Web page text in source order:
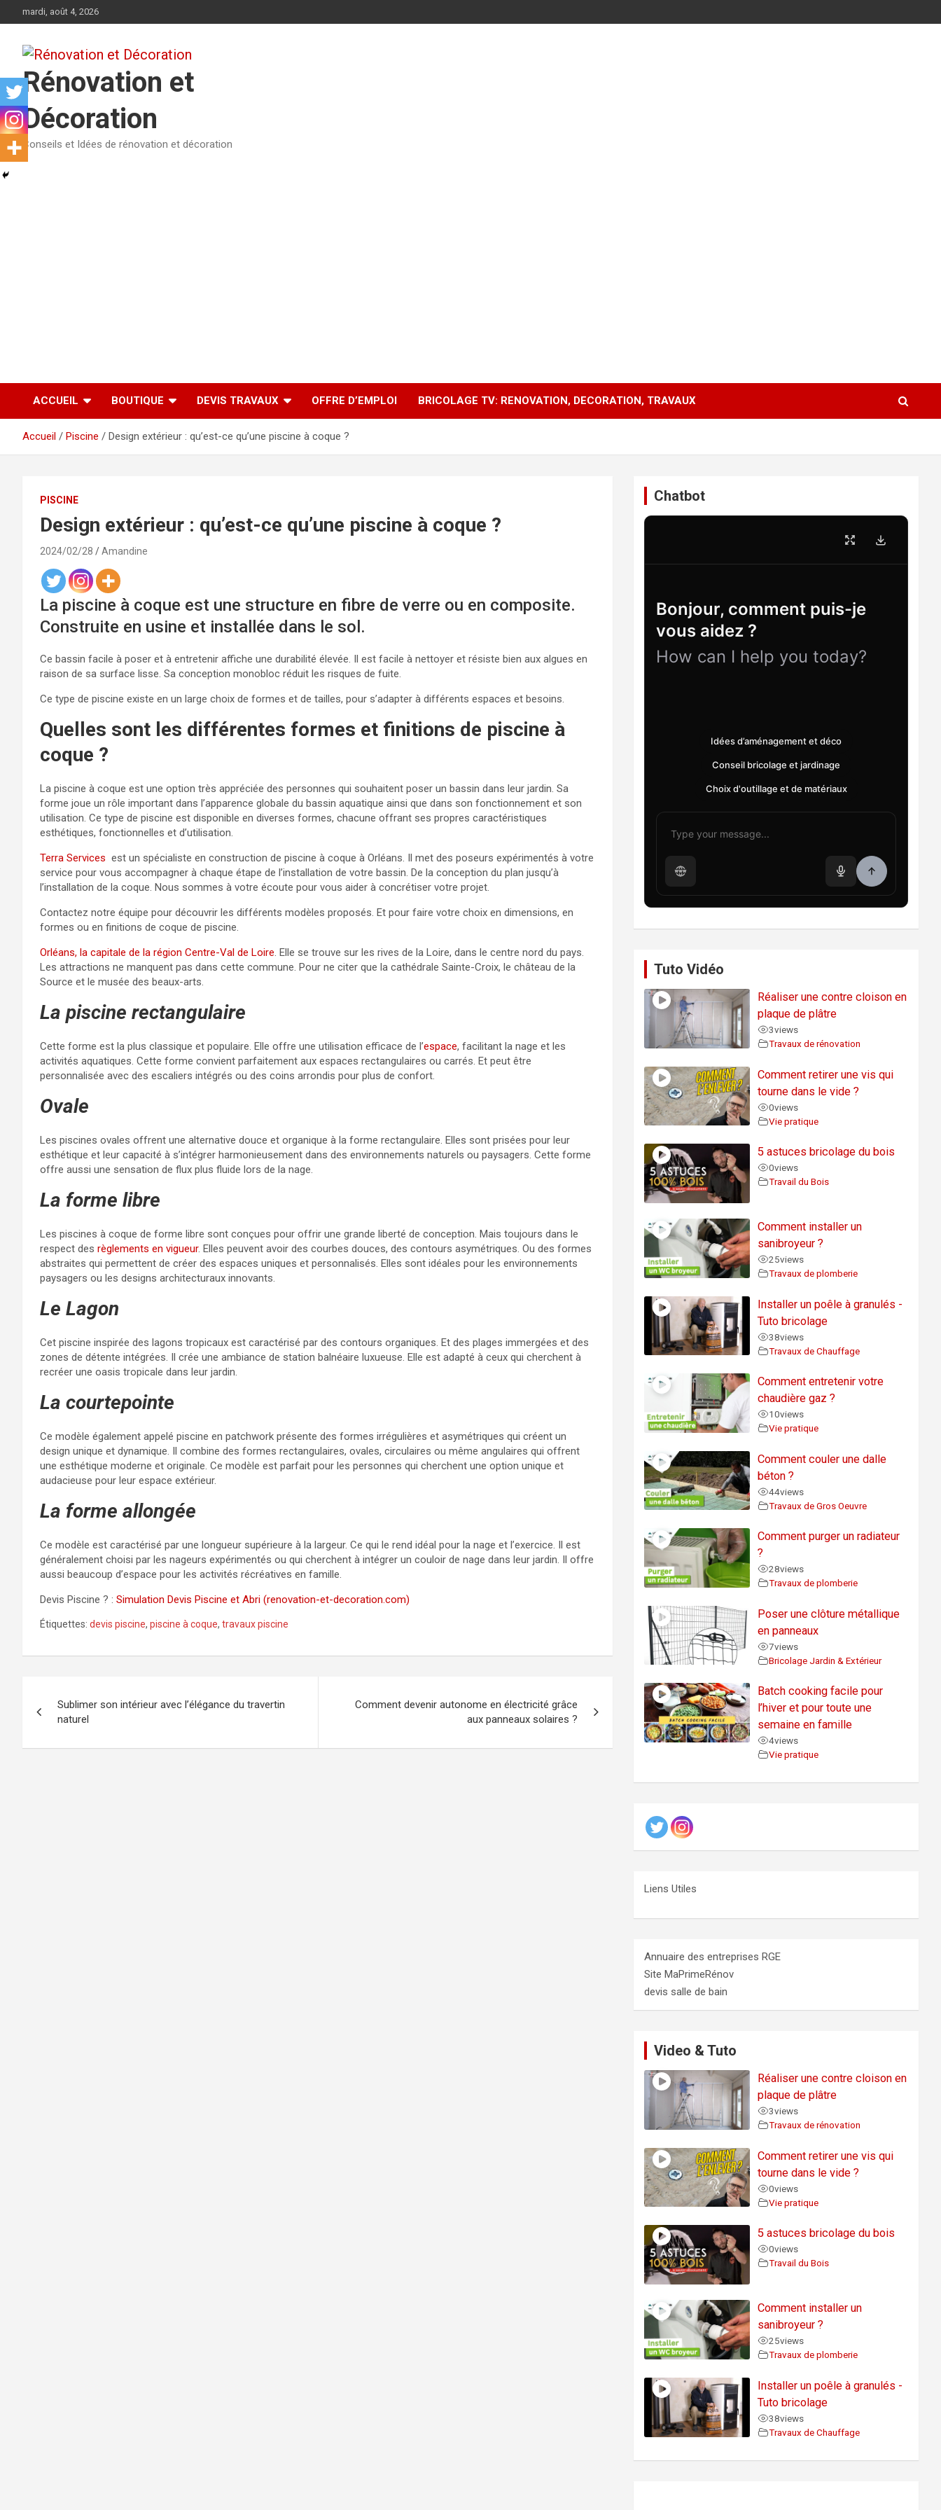
au
mardi, août 4, 2026
Rénovation et
Décoration
Conseils et Idées de rénovation et décoration
ACCUEIL BOUTIQUE DEVIS TRAVAUX OFFRE D’EMPLOI BRICOLAGE TV: RENOVATION, DECORATION, TRAVAUX
Accueil Piscine Design extérieur : qu’est-ce qu’une piscine à coque ?
PISCINE
Design extérieur : qu’est-ce qu’une piscine à coque ?
2024/02/28 Amandine
La piscine à coque est une structure en fibre de verre ou en composite.
Construite en usine et installée dans le sol.
Ce bassin facile à poser et à entretenir affiche une durabilité élevée. Il est facile à nettoyer et résiste bien aux algues en
raison de sa surface lisse. Sa conception monobloc réduit les risques de fuite.
Ce type de piscine existe en un large choix de formes et de tailles, pour s’adapter à différents espaces et besoins.
Quelles sont les différentes formes et finitions de piscine à
coque ?
La piscine à coque est une option très appréciée des personnes qui souhaitent poser un bassin dans leur jardin. Sa
forme joue un rôle important dans l’apparence globale du bassin aquatique ainsi que dans son fonctionnement et son
utilisation. Ce type de piscine est disponible en diverses formes, chacune offrant ses propres caractéristiques
esthétiques, fonctionnelles et d’utilisation.
Terra Services est un spécialiste en construction de piscine à coque à Orléans. Il met des poseurs expérimentés à votre
service pour vous accompagner à chaque étape de l’installation de votre bassin. De la conception du plan jusqu’à
l’installation de la coque. Nous sommes à votre écoute pour vous aider à concrétiser votre projet.
Contactez notre équipe pour découvrir les différents modèles proposés. Et pour faire votre choix en dimensions, en
formes ou en finitions de coque de piscine.
Orléans, la capitale de la région Centre-Val de Loire. Elle se trouve sur les rives de la Loire, dans le centre nord du pays.
Les attractions ne manquent pas dans cette commune. Pour ne citer que la cathédrale Sainte-Croix, le château de la
Source et le musée des beaux-arts.
La piscine rectangulaire
Cette forme est la plus classique et populaire. Elle offre une utilisation efficace de l’espace, facilitant la nage et les
activités aquatiques. Cette forme convient parfaitement aux espaces rectangulaires ou carrés. Et peut être
personnalisée avec des escaliers intégrés ou des coins arrondis pour plus de confort.
Ovale
Les piscines ovales offrent une alternative douce et organique à la forme rectangulaire. Elles sont prisées pour leur
esthétique et leur capacité à s’intégrer harmonieusement dans des environnements naturels ou paysagers. Cette forme
offre aussi une sensation de flux plus fluide lors de la nage.
La forme libre
Les piscines à coque de forme libre sont conçues pour offrir une grande liberté de conception. Mais toujours dans le
respect des règlements en vigueur. Elles peuvent avoir des courbes douces, des contours asymétriques. Ou des formes
abstraites qui permettent de créer des espaces uniques et personnalisés. Elles sont idéales pour les environnements
paysagers ou les designs architecturaux innovants.
Le Lagon
Cet piscine inspirée des lagons tropicaux est caractérisé par des contours organiques. Et des plages immergées et des
zones de détente intégrées. Il crée une ambiance de station balnéaire luxueuse. Elle est adapté à ceux qui cherchent à
recréer une oasis tropicale dans leur jardin.
La courtepointe
Ce modèle également appelé piscine en patchwork présente des formes irrégulières et asymétriques qui créent un
design unique et dynamique. Il combine des formes rectangulaires, ovales, circulaires ou même angulaires qui offrent
une esthétique moderne et originale. Ce modèle est parfait pour les personnes qui cherchent une option unique et
audacieuse pour leur espace extérieur.
La forme allongée
Ce modèle est caractérisé par une longueur supérieure à la largeur. Ce qui le rend idéal pour la nage et l’exercice. Il est
généralement choisi par les nageurs expérimentés ou qui cherchent à intégrer un couloir de nage dans leur jardin. Il offre
aussi beaucoup d’espace pour les activités récréatives en famille.
Devis Piscine ? : Simulation Devis Piscine et Abri (renovation-et-decoration.com)
Étiquettes: devis piscine, piscine à coque, travaux piscine
de
l’article
Sublimer son intérieur avec l’élégance du travertin
naturel
Comment devenir autonome en électricité grâce
aux panneaux solaires ?
Chatbot
Bonjour, comment puis-je
vous aidez ?
How can I help you today?
Idées d’aménagement et déco
Conseil bricolage et jardinage
Choix d'outillage et de matériaux
Tuto Vidéo
Réaliser une contre cloison en
plaque de plâtre
3views
Travaux de rénovation
Comment retirer une vis qui
tourne dans le vide ?
0views
Vie pratique
5 astuces bricolage du bois
0views
Travail du Bois
Comment installer un
sanibroyeur ?
25views
Travaux de plomberie
Installer un poêle à granulés -
Tuto bricolage
38views
Travaux de Chauffage
Comment entretenir votre
chaudière gaz ?
10views
Vie pratique
Comment couler une dalle
béton ?
44views
Travaux de Gros Oeuvre
Comment purger un radiateur
?
28views
Travaux de plomberie
Poser une clôture métallique
en panneaux
7views
Bricolage Jardin & Extérieur
Batch cooking facile pour
l’hiver et pour toute une
semaine en famille
4views
Vie pratique
Liens Utiles
Annuaire des entreprises RGE
Site MaPrimeRénov
devis salle de bain
Video & Tuto
Réaliser une contre cloison en
plaque de plâtre
3views
Travaux de rénovation
Comment retirer une vis qui
tourne dans le vide ?
0views
Vie pratique
5 astuces bricolage du bois
0views
Travail du Bois
Comment installer un
sanibroyeur ?
25views
Travaux de plomberie
Installer un poêle à granulés -
Tuto bricolage
38views
Travaux de Chauffage